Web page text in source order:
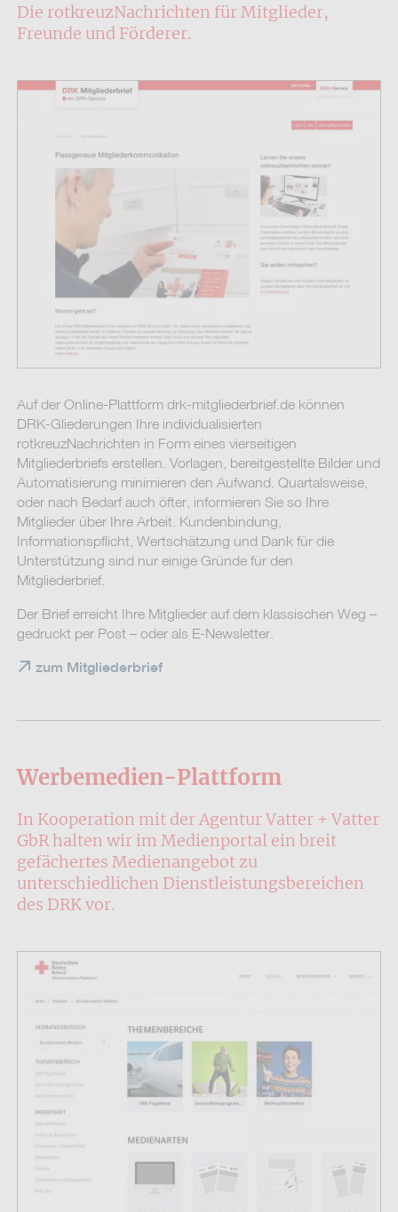
Die rotkreuzNachrichten für Mitglieder,
Freunde und Förderer.
Auf der Online-Plattform drk-mitgliederbrief.de können
DRK-Gliederungen Ihre individualisierten
rotkreuzNachrichten in Form eines vierseitigen
Mitgliederbriefs erstellen. Vorlagen, bereitgestellte Bilder und
Automatisierung minimieren den Aufwand. Quartalsweise,
oder nach Bedarf auch öfter, informieren Sie so Ihre
Mitglieder über Ihre Arbeit. Kundenbindung,
Informationspflicht, Wertschätzung und Dank für die
Unterstützung sind nur einige Gründe für den
Mitgliederbrief.
Der Brief erreicht Ihre Mitglieder auf dem klassischen Weg –
gedruckt per Post – oder als E-Newsletter.
zum Mitgliederbrief
Werbemedien-Plattform
In Kooperation mit der Agentur Vatter + Vatter
GbR halten wir im Medienportal ein breit
gefächertes Medienangebot zu
unterschiedlichen Dienstleistungsbereichen
des DRK vor.